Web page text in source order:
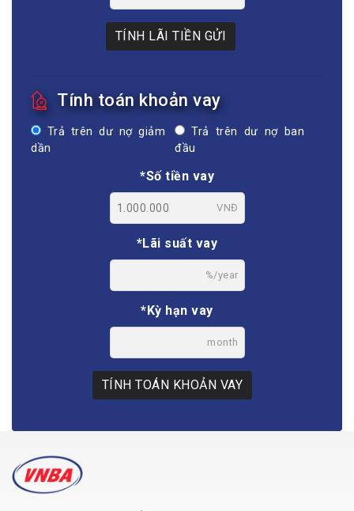
TÍNH LÃI TIỀN GỬI
Tính toán khoản vay
Trả trên dư nợ giảm
dần
Trả trên dư nợ ban
đầu
*Số tiền vay
VNĐ
*Lãi suất vay
%/year
*Kỳ hạn vay
month
TÍNH TOÁN KHOẢN VAY